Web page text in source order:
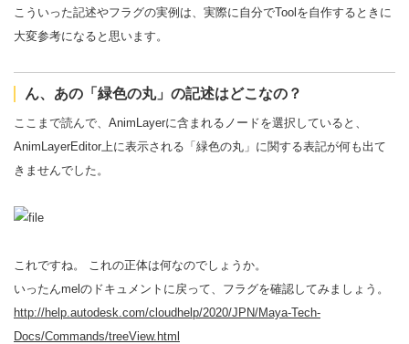
こういった記述やフラグの実例は、実際に自分でToolを自作するときに
大変参考になると思います。
ん、あの「緑色の丸」の記述はどこなの？
ここまで読んで、AnimLayerに含まれるノードを選択していると、
AnimLayerEditor上に表示される「緑色の丸」に関する表記が何も出て
きませんでした。
これですね。 これの正体は何なのでしょうか。
いったんmelのドキュメントに戻って、フラグを確認してみましょう。
http://help.autodesk.com/cloudhelp/2020/JPN/Maya-Tech-
Docs/Commands/treeView.html